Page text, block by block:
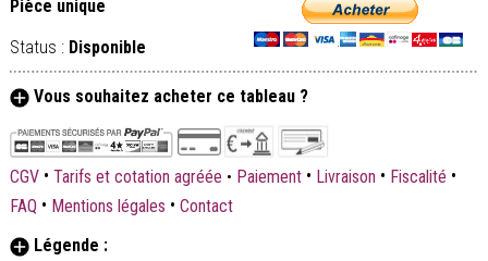
Pièce unique
Status : Disponible
Vous souhaitez acheter ce tableau ?
CGV • Tarifs et cotation agréée • Paiement • Livraison • Fiscalité •
FAQ • Mentions légales • Contact
Légende :